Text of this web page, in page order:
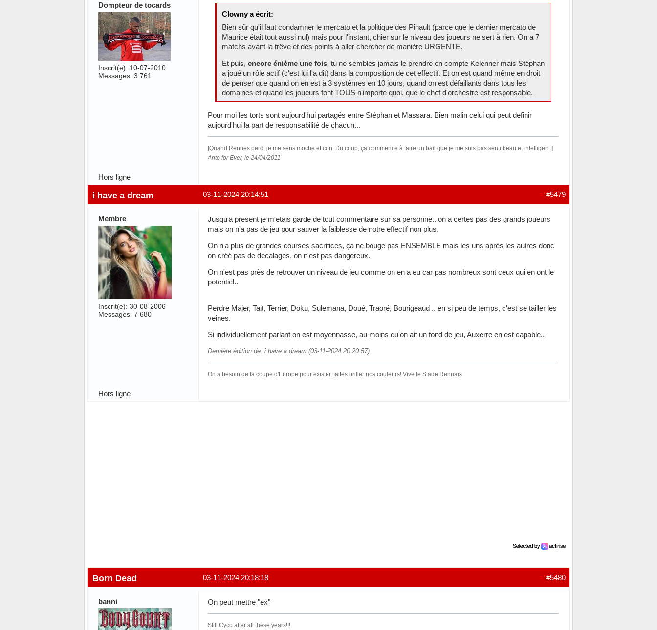
Dompteur de tocards
Inscrit(e): 10-07-2010
Messages: 3 761
Clowny a écrit:
Bien sûr qu'il faut condamner le mercato et la politique des Pinault (parce que le dernier mercato de
Maurice était tout aussi nul) mais pour l'instant, chier sur le niveau des joueurs ne sert à rien. On a 7
matchs avant la trêve et des points à aller chercher de manière URGENTE.
Et puis,encore énième une fois, tu ne sembles jamais le prendre en compte Kelenner mais Stéphan
a joué un rôle actif (c'est lui l'a dit) dans la composition de cet effectif. Et on est quand même en droit
de penser que quand on en est à 3 systèmes en 10 jours, quand on est défaillants dans tous les
domaines et quand les joueurs font TOUS n'importe quoi, que le chef d'orchestre est responsable.
Pour moi les torts sont aujourd'hui partagés entre Stéphan et Massara. Bien malin celui qui peut definir
aujourd'hui la part de responsabilité de chacun...
[Quand Rennes perd, je me sens moche et con. Du coup, ça commence à faire un bail que je me suis pas senti beau et intelligent.]
Anto for Ever, le 24/04/2011
Hors ligne
#5479
03-11-2024 20:14:51
i have a dream
Membre
Inscrit(e): 30-08-2006
Messages: 7 680
Jusqu'à présent je m'étais gardé de tout commentaire sur sa personne.. on a certes pas des grands joueurs
mais on n'a pas de jeu pour sauver la faiblesse de notre effectif non plus.
On n'a plus de grandes courses sacrifices, ça ne bouge pas ENSEMBLE mais les uns après les autres donc
on créé pas de décalages, on n'est pas dangereux.
On n'est pas près de retrouver un niveau de jeu comme on en a eu car pas nombreux sont ceux qui en ont le
potentiel..
Perdre Majer, Tait, Terrier, Doku, Sulemana, Doué, Traoré, Bourigeaud .. en si peu de temps, c'est se tailler les
veines.
Si individuellement parlant on est moyennasse, au moins qu'on ait un fond de jeu, Auxerre en est capable..
Dernière édition de: i have a dream (03-11-2024 20:20:57)
On a besoin de la coupe d'Europe pour exister, faites briller nos couleurs! Vive le Stade Rennais
Hors ligne
#5480
03-11-2024 20:18:18
Born Dead
banni On peut mettre "ex"
Still Cyco after all these years!!!